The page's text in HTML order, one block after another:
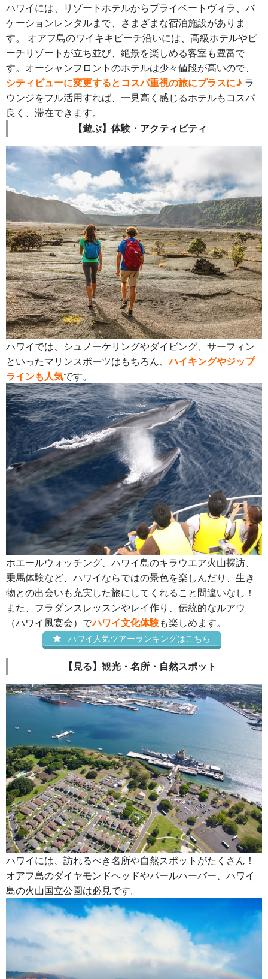
ハワイには、リゾートホテルからプライベートヴィラ、バ
ケーションレンタルまで、さまざまな宿泊施設がありま
す。 オアフ島のワイキキビーチ沿いには、高級ホテルやビ
ーチリゾートが立ち並び、絶景を楽しめる客室も豊富で
す。オーシャンフロントのホテルは少々値段が高いので、
シティビューに変更するとコスパ重視の旅にプラスに♪ ラ
ウンジをフル活用すれば、一見高く感じるホテルもコスパ
良く、滞在できます。
【遊ぶ】体験・アクティビティ
ハワイでは、シュノーケリングやダイビング、サーフィン
といったマリンスポーツはもちろん、ハイキングやジップ
ラインも人気です。
ホエールウォッチング、ハワイ島のキラウエア火山探訪、
乗馬体験など、ハワイならではの景色を楽しんだり、生き
物との出会いも充実した旅にしてくれること間違いなし！
また、フラダンスレッスンやレイ作り、伝統的なルアウ
（ハワイ風宴会）でハワイ文化体験も楽しめます。
ハワイ人気ツアーランキングはこちら
【見る】観光・名所・自然スポット
ハワイには、訪れるべき名所や自然スポットがたくさん！
オアフ島のダイヤモンドヘッドやパールハーバー、ハワイ
島の火山国立公園は必見です。